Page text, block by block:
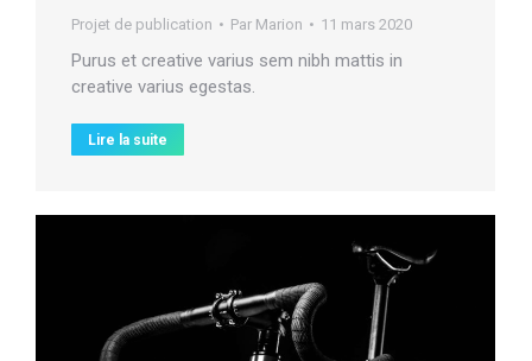
Projet de publication Par Marion 11 mars 2020
Purus et creative varius sem nibh mattis in
creative varius egestas.
Lire la suite